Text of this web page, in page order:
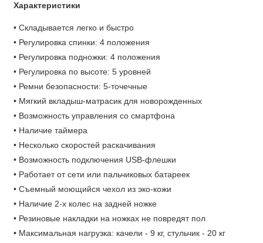
Характеристики
• Складывается легко и быстро
• Регулировка спинки: 4 положения
• Регулировка подножки: 4 положения
• Регулировка по высоте: 5 уровней
• Ремни безопасности: 5-точечные
• Мягкий вкладыш-матрасик для новорожденных
• Возможность управления со смартфона
• Наличие таймера
• Несколько скоростей раскачивания
• Возможность подключения USB-флешки
• Работает от сети или пальчиковых батареек
• Съемный моющийся чехол из эко-кожи
• Наличие 2-х колес на задней ножке
• Резиновые накладки на ножках не повредят пол
• Максимальная нагрузка: качели - 9 кг, стульчик - 20 кг